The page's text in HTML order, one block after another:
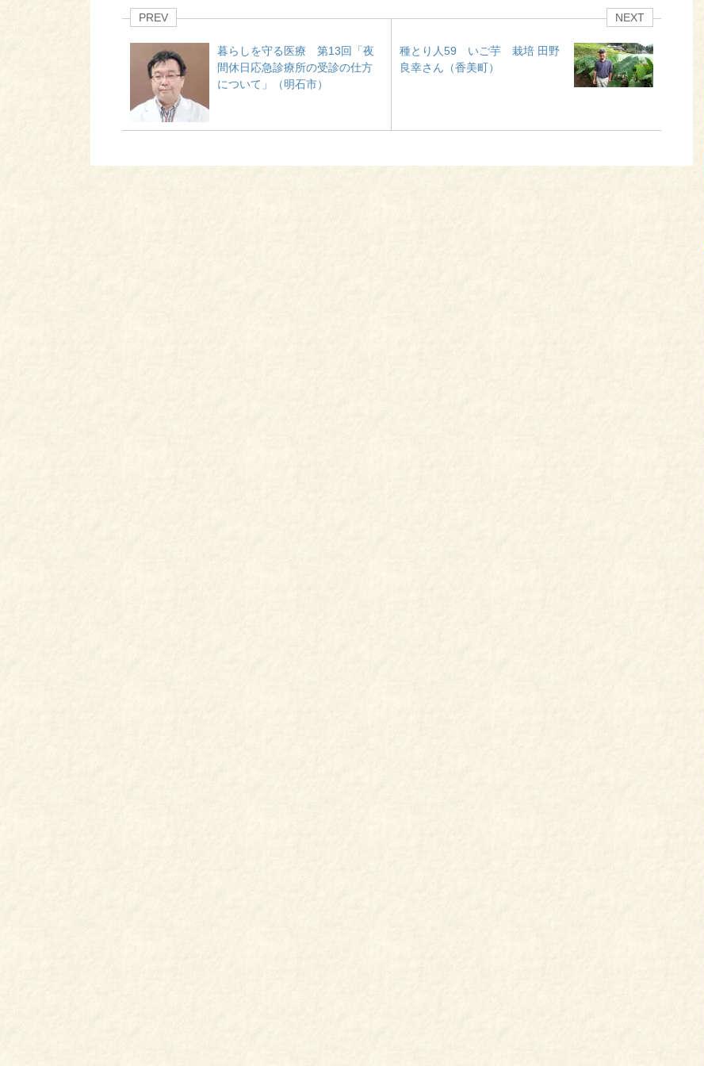
PREV
暮らしを守る医療 第13回「夜
間休日応急診療所の受診の仕方
について」（明石市）
NEXT
種とり人59 いご芋 栽培 田野
良幸さん（香美町）